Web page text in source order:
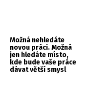
Možná nehledáte
novou práci. Možná
jen hledáte místo,
kde bude vaše práce
dávat větší smysl